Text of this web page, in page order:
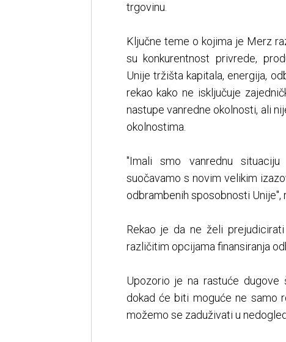
trgovinu.
Ključne teme o kojima je Merz
su konkurentnost privrede,
Unije tržišta kapitala, energija,
rekao kako ne isključuje
nastupe vanredne okolnosti, ali
okolnostima.
"Imali smo vanrednu
suočavamo s novim velikim
odbrambenih sposobnosti Unije",
Rekao je da ne želi
različitim opcijama finansiranja
Upozorio je na rastuće dugove
dokad će biti moguće ne samo
možemo se zaduživati u